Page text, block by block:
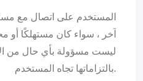
آخر ، سواء كان مستهلكًا أو
بالتزاماتها تجاه المستخدم.